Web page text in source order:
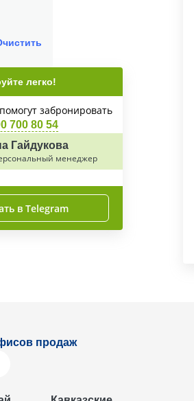
легко!
забронировать
700 80 54
Гайдукова
менеджер
в Telegram
продаж